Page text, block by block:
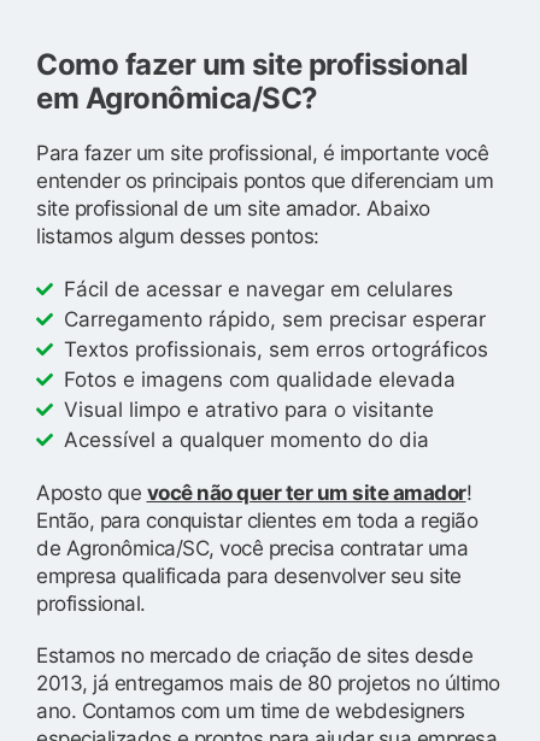
Como fazer um site profissional
em Agronômica/SC?
Para fazer um site profissional, é importante você
entender os principais pontos que diferenciam um
site profissional de um site amador. Abaixo
listamos algum desses pontos:
Fácil de acessar e navegar em celulares
Carregamento rápido, sem precisar esperar
Textos profissionais, sem erros ortográficos
Fotos e imagens com qualidade elevada
Visual limpo e atrativo para o visitante
Acessível a qualquer momento do dia
Aposto que você não quer ter um site amador!
Então, para conquistar clientes em toda a região
de Agronômica/SC, você precisa contratar uma
empresa qualificada para desenvolver seu site
profissional.
Estamos no mercado de criação de sites desde
2013, já entregamos mais de 80 projetos no último
ano. Contamos com um time de webdesigners